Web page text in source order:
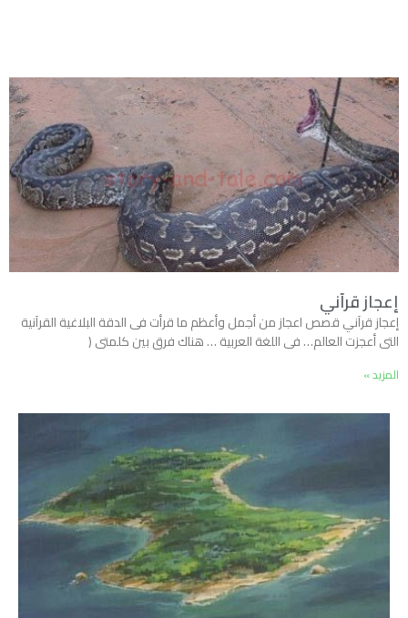
إعجاز قرآني
إعجاز قرآني قصص اعجاز من أجمل وأعظم ما قرأت فى الدقة البلاغية القرآنية
التى أعجزت العالم… فى اللغة العربية … هناك فرق بين كلمتى (
المزيد »